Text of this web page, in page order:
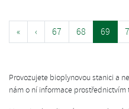
« ‹ 67 68 69
Provozujete bioplynovou stanici a
nám o ní informace prostřednictvím